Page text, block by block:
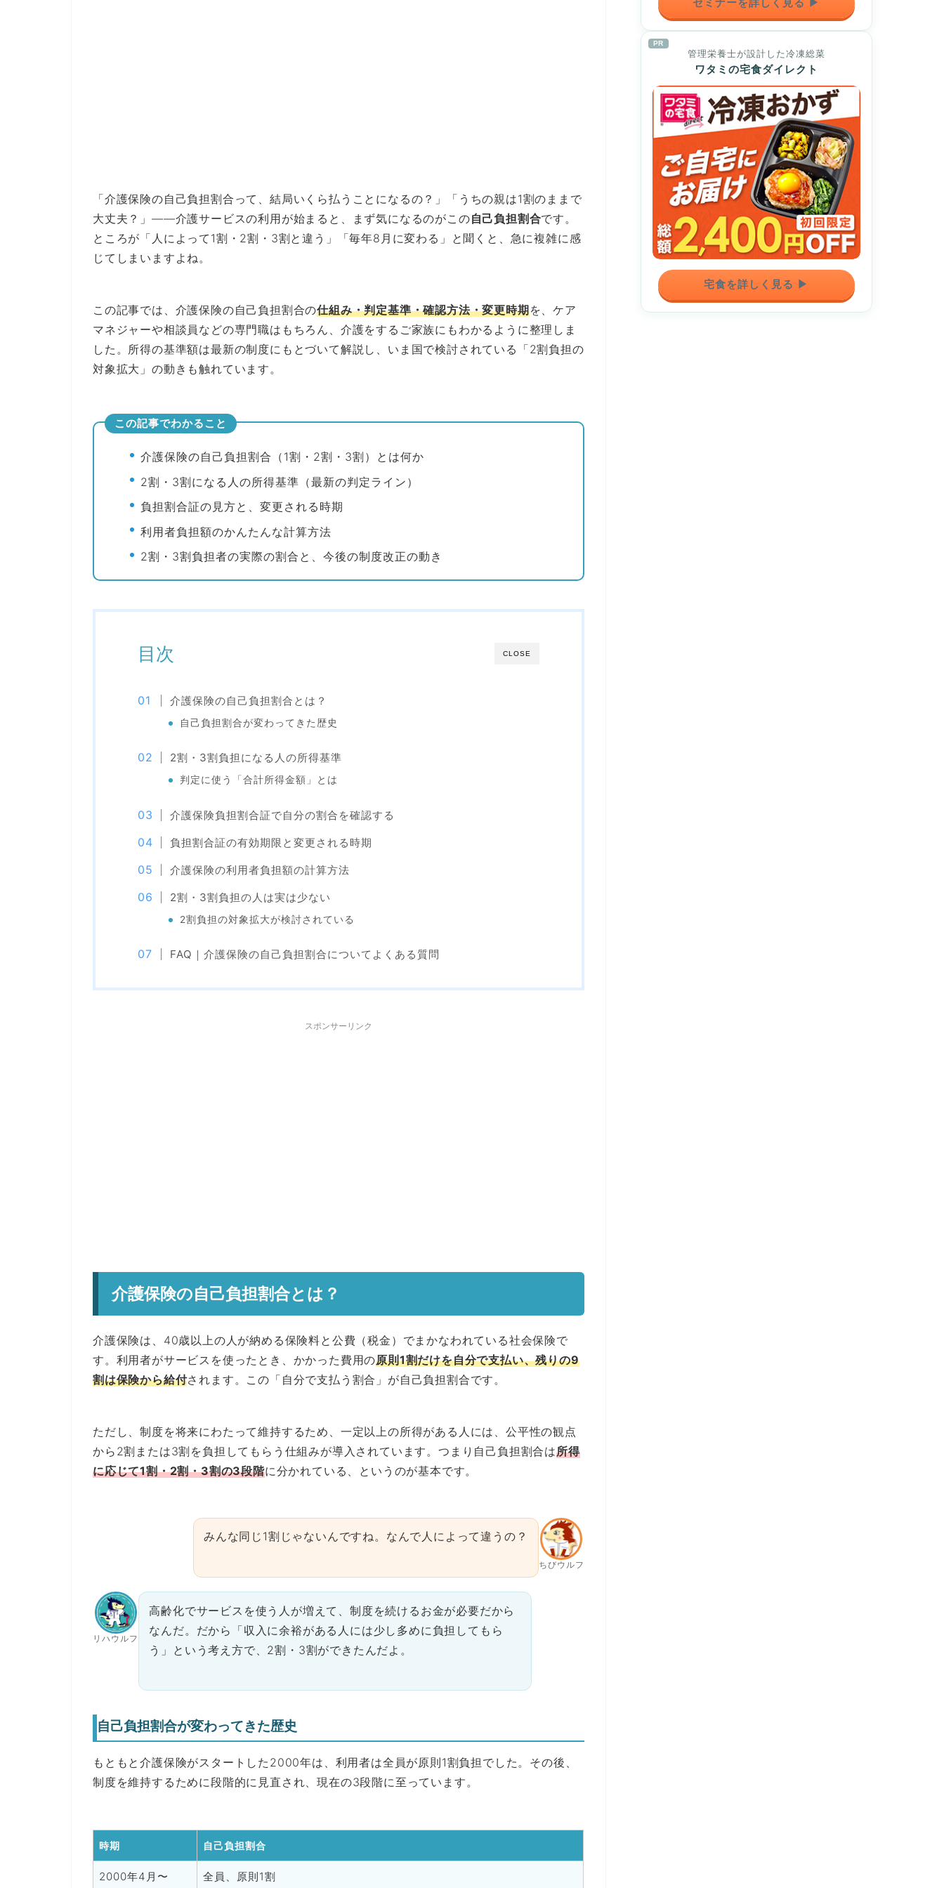
「介護保険の自己負担割合って、結局いくら払うことになるの？」「うちの親は1割のままで
大丈夫？」——介護サービスの利用が始まると、まず気になるのがこの自己負担割合です。
ところが「人によって1割・2割・3割と違う」「毎年8月に変わる」と聞くと、急に複雑に感
じてしまいますよね。
この記事では、介護保険の自己負担割合の仕組み・判定基準・確認方法・変更時期を、ケア
マネジャーや相談員などの専門職はもちろん、介護をするご家族にもわかるように整理しま
した。所得の基準額は最新の制度にもとづいて解説し、いま国で検討されている「2割負担の
対象拡大」の動きも触れています。
この記事でわかること
介護保険の自己負担割合（1割・2割・3割）とは何か
2割・3割になる人の所得基準（最新の判定ライン）
負担割合証の見方と、変更される時期
利用者負担額のかんたんな計算方法
2割・3割負担者の実際の割合と、今後の制度改正の動き
CLOSE
目次
介護保険の自己負担割合とは？
自己負担割合が変わってきた歴史
2割・3割負担になる人の所得基準
判定に使う「合計所得金額」とは
介護保険負担割合証で自分の割合を確認する
負担割合証の有効期限と変更される時期
介護保険の利用者負担額の計算方法
2割・3割負担の人は実は少ない
2割負担の対象拡大が検討されている
FAQ｜介護保険の自己負担割合についてよくある質問
スポンサーリンク
介護保険の自己負担割合とは？
介護保険は、40歳以上の人が納める保険料と公費（税金）でまかなわれている社会保険で
す。利用者がサービスを使ったとき、かかった費用の原則1割だけを自分で支払い、残りの9
割は保険から給付されます。この「自分で支払う割合」が自己負担割合です。
ただし、制度を将来にわたって維持するため、一定以上の所得がある人には、公平性の観点
から2割または3割を負担してもらう仕組みが導入されています。つまり自己負担割合は所得
に応じて1割・2割・3割の3段階に分かれている、というのが基本です。
ちびウルフ
みんな同じ1割じゃないんですね。なんで人によって違うの？
リハウルフ
高齢化でサービスを使う人が増えて、制度を続けるお金が必要だから
なんだ。だから「収入に余裕がある人には少し多めに負担してもら
う」という考え方で、2割・3割ができたんだよ。
自己負担割合が変わってきた歴史
もともと介護保険がスタートした2000年は、利用者は全員が原則1割負担でした。その後、
制度を維持するために段階的に見直され、現在の3段階に至っています。
時期 自己負担割合
2000年4月〜 全員、原則1割
PR
管理栄養士が設計した冷凍総菜
ワタミの宅食ダイレクト
宅食を詳しく見る ▶